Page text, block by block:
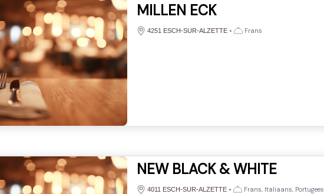
MILLEN ECK
4251 ESCH-SUR-ALZETTE • Frans
NEW BLACK & WHITE
4011 ESCH-SUR-ALZETTE • Frans, Italiaans, Portugees